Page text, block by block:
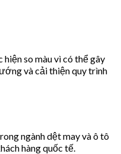
so màu vì có thể gây
và cải thiện quy trình
ngành dệt may và ô tô
hàng quốc tế.